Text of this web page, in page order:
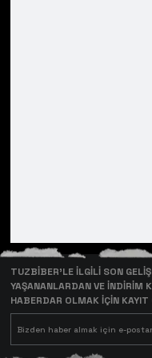
TUZBİBER’LE İLGİLİ SON
YAŞANANLARDAN VE İNDİRİM
HABERDAR OLMAK İÇİN KAYIT